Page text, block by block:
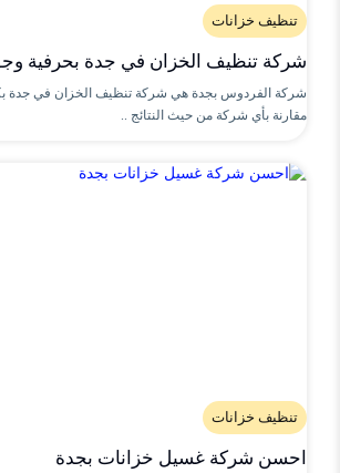
تنظيف خزانات
شركة تنظيف الخزان في جدة بحرفية
شركة الفردوس بجدة هي شركة تنظيف الخزان في جدة
مقارنة بأي شركة من حيث النتائج ..
تنظيف خزانات
احسن شركة غسيل خزانات بجدة